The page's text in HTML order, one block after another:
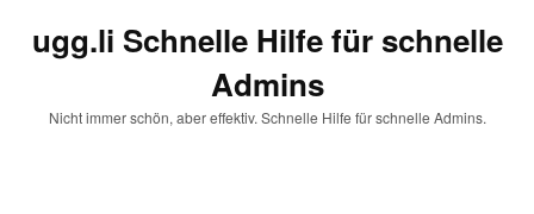
ugg.li Schnelle Hilfe für schnelle
Admins
Nicht immer schön, aber effektiv. Schnelle Hilfe für schnelle Admins.